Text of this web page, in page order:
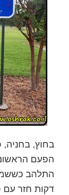
בחוץ, בחניה,
הפעם
התלהב
דקות חזר